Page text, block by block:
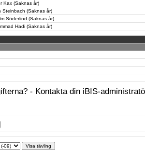
Kax (Saknas år)
Steinbach (Saknas år)
Söderlind (Saknas år)
Hadi (Saknas år)
- Kontakta din iBIS-